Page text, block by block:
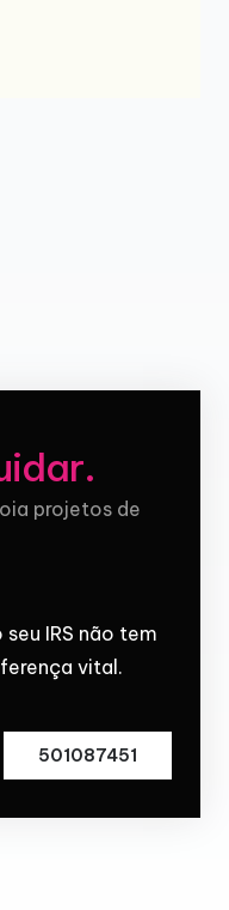
.
projetos de
IRS não tem
vital.
501087451